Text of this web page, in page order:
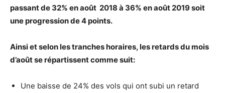
passant de 32% enaoût 2018 à 36% enaoût 2019 soit
une progression de4points.
Ainsi et selon les tranches horaires, les retards du mois
d’août se répartissent comme suit:
Une baisse de 24% des vols qui ont subi un retard